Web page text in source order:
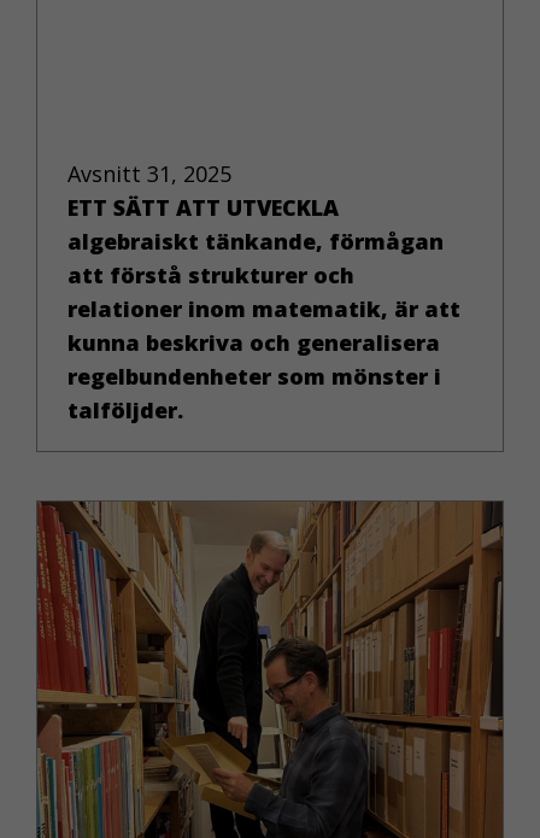
Avsnitt 31, 2025
ETT SÄTT ATT UTVECKLA
algebraiskt tänkande, förmågan
att förstå strukturer och
relationer inom matematik, är att
kunna beskriva och generalisera
regelbundenheter som mönster i
talföljder.